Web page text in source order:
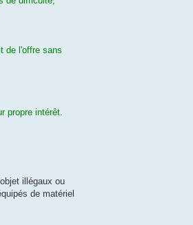
de l'offre sans
propre intérêt.
illégaux ou
de matériel